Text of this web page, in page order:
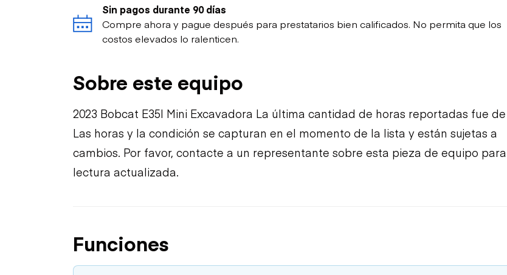
Sin pagos durante 90 días
Compre ahora y pague después para prestatarios bien calificados. No permita que los
costos elevados lo ralenticen.
Sobre este equipo
2023 Bobcat E35I Mini Excavadora La última cantidad de horas reportadas fue de
Las horas y la condición se capturan en el momento de la lista y están sujetas a
cambios. Por favor, contacte a un representante sobre esta pieza de equipo
lectura actualizada.
Funciones